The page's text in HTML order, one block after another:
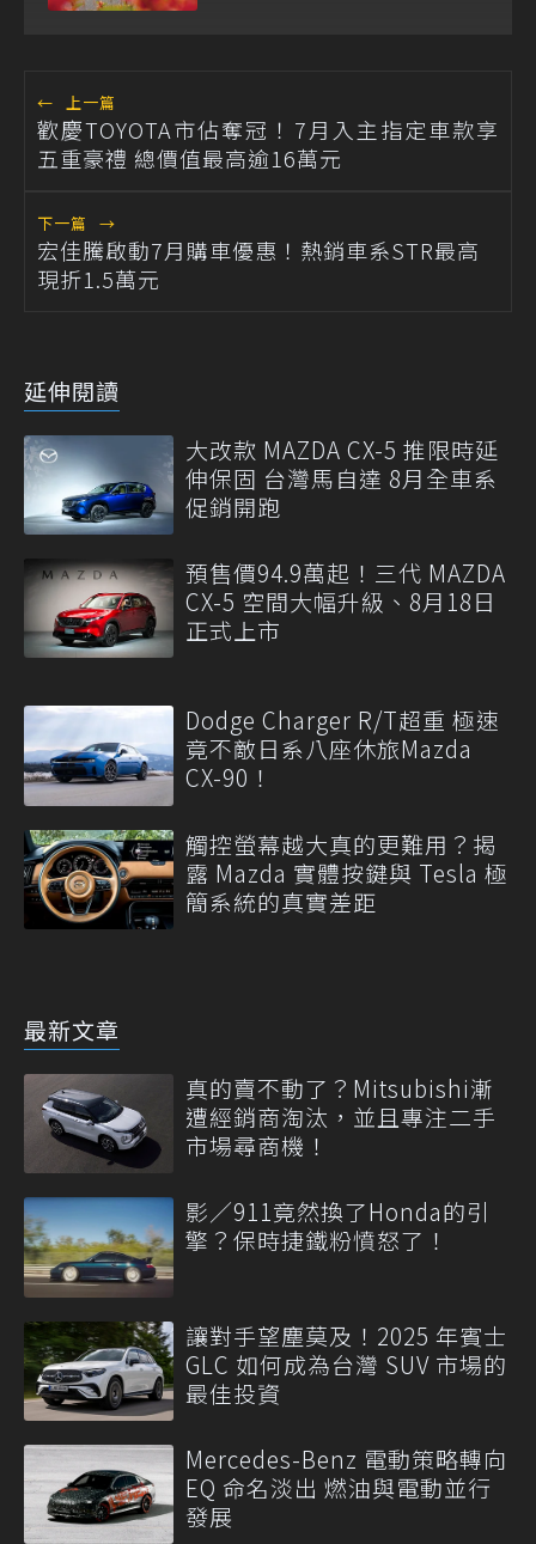
← 上一篇
歡慶TOYOTA市佔奪冠！7月入主指定車款享
五重豪禮 總價值最高逾16萬元
下一篇 →
宏佳騰啟動7月購車優惠！熱銷車系STR最高
現折1.5萬元
延伸閱讀
大改款 MAZDA CX-5 推限時延
伸保固 台灣馬自達 8月全車系
促銷開跑
預售價94.9萬起！三代 MAZDA
CX-5 空間大幅升級、8月18日
正式上市
Dodge Charger R/T超重 極速
竟不敵日系八座休旅Mazda
CX-90！
觸控螢幕越大真的更難用？揭
露 Mazda 實體按鍵與 Tesla 極
簡系統的真實差距
最新文章
真的賣不動了？Mitsubishi漸
遭經銷商淘汰，並且專注二手
市場尋商機！
影／911竟然換了Honda的引
擎？保時捷鐵粉憤怒了！
讓對手望塵莫及！2025 年賓士
GLC 如何成為台灣 SUV 市場的
最佳投資
Mercedes-Benz 電動策略轉向
EQ 命名淡出 燃油與電動並行
發展